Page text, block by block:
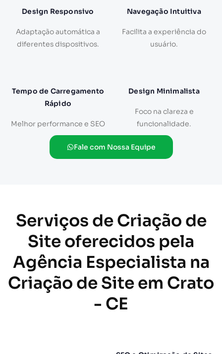
Design Responsivo
Adaptação automática a
diferentes dispositivos.
Navegação Intuitiva
Facilita a experiência do
usuário.
Tempo de Carregamento
Rápido
Melhor performance e SEO
Design Minimalista
Foco na clareza e
funcionalidade.
Fale com Nossa Equipe
Serviços de Criação de
Site oferecidos pela
Agência Especialista na
Criação de Site em Crato
- CE